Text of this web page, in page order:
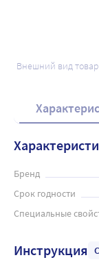
Внешний вид
Бренд
Срок годности
Специальные
Инструкция